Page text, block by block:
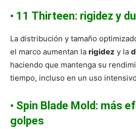
• 11 Thirteen: rigidez y
La distribución y tamaño
el marco aumentan la rigidez y la
haciendo que mantenga su
tiempo, incluso en un uso
• Spin Blade Mold: más
golpes